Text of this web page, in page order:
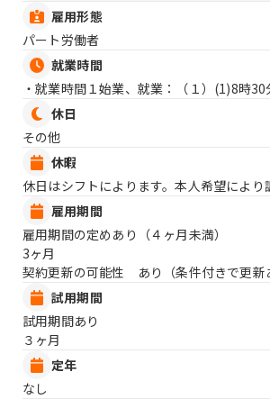
雇用形態
パート労働者
就業時間
・就業時間１始業、就業：（１） (1)8時30
休日
その他
休暇
休日はシフトによります。本人希望により
雇用期間
雇用期間の定めあり（４ヶ月未満）
3ヶ月
契約更新の可能性 あり（条件付きで更新
試用期間
試用期間あり
３ヶ月
定年
なし